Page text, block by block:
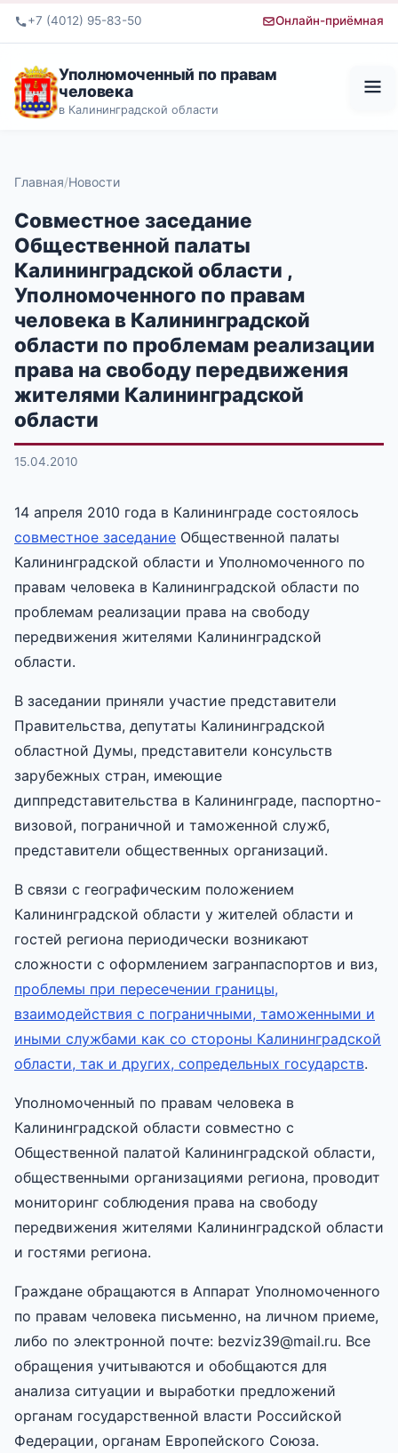
+7 (4012) 95-83-50 Онлайн-приёмная
Уполномоченный по правам
человека
в Калининградской области
Главная Новости
Совместное заседание
Общественной палаты
Калининградской области ,
Уполномоченного по правам
человека в Калининградской
области по проблемам реализации
права на свободу передвижения
жителями Калининградской
области
15.04.2010
14 апреля 2010 года в Калининграде состоялось
совместное заседание Общественной палаты
Калининградской области и Уполномоченного по
правам человека в Калининградской области по
проблемам реализации права на свободу
передвижения жителями Калининградской
области.
В заседании приняли участие представители
Правительства, депутаты Калининградской
областной Думы, представители консульств
зарубежных стран, имеющие
диппредставительства в Калининграде, паспортно-
визовой, пограничной и таможенной служб,
представители общественных организаций.
В связи с географическим положением
Калининградской области у жителей области и
гостей региона периодически возникают
сложности с оформлением загранпаспортов и виз,
проблемы при пересечении границы,
взаимодействия с пограничными, таможенными и
иными службами как со стороны Калининградской
области, так и других, сопредельных государств.
Уполномоченный по правам человека в
Калининградской области совместно с
Общественной палатой Калининградской области,
общественными организациями региона, проводит
мониторинг соблюдения права на свободу
передвижения жителями Калининградской области
и гостями региона.
Граждане обращаются в Аппарат Уполномоченного
по правам человека письменно, на личном приеме,
либо по электронной почте: bezviz39@mail.ru. Все
обращения учитываются и обобщаются для
анализа ситуации и выработки предложений
органам государственной власти Российской
Федерации, органам Европейского Союза.